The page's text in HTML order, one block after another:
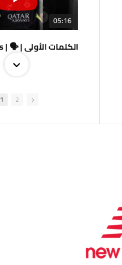
05:16
الكلمات الأولى | 🗣 | First words
1 2